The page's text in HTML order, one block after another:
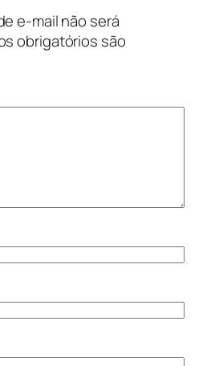
e-mail não será
obrigatórios são